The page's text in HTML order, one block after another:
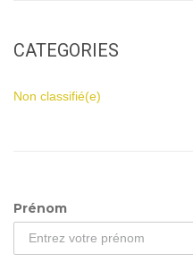
CATEGORIES
Non classifié(e)
Prénom